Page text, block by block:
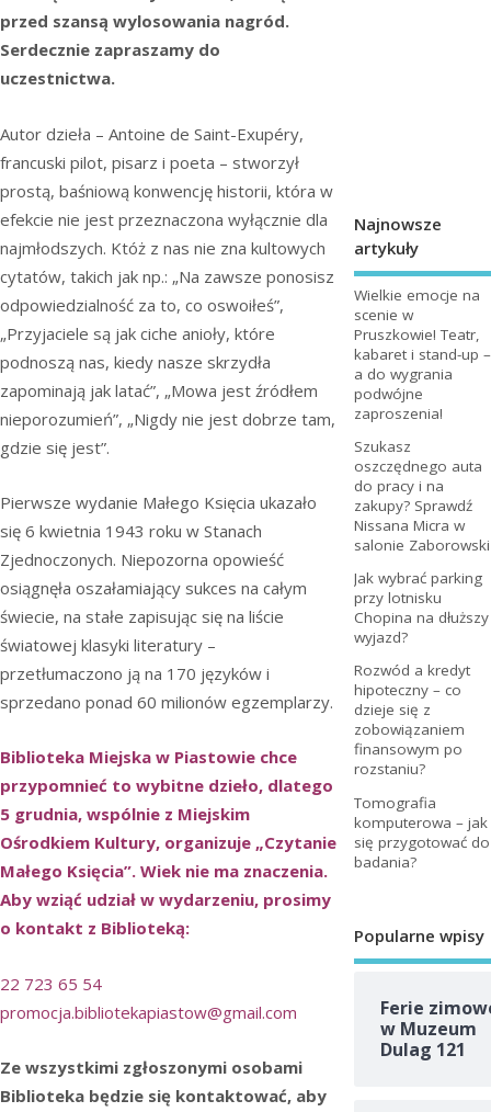
przed szansą wylosowania nagród.
Serdecznie zapraszamy do
uczestnictwa.
Autor dzieła – Antoine de Saint-Exupéry,
francuski pilot, pisarz i poeta – stworzył
prostą, baśniową konwencję historii, która w
efekcie nie jest przeznaczona wyłącznie dla
najmłodszych. Któż z nas nie zna kultowych
cytatów, takich jak np.: „Na zawsze ponosisz
odpowiedzialność za to, co oswoiłeś”,
„Przyjaciele są jak ciche anioły, które
podnoszą nas, kiedy nasze skrzydła
zapominają jak latać”, „Mowa jest źródłem
nieporozumień”, „Nigdy nie jest dobrze tam,
gdzie się jest”.
Pierwsze wydanie Małego Księcia ukazało
się 6 kwietnia 1943 roku w Stanach
Zjednoczonych. Niepozorna opowieść
osiągnęła oszałamiający sukces na całym
świecie, na stałe zapisując się na liście
światowej klasyki literatury –
przetłumaczono ją na 170 języków i
sprzedano ponad 60 milionów egzemplarzy.
Biblioteka Miejska w Piastowie chce
przypomnieć to wybitne dzieło, dlatego
5 grudnia, wspólnie z Miejskim
Ośrodkiem Kultury, organizuje „Czytanie
Małego Księcia”. Wiek nie ma znaczenia.
Aby wziąć udział w wydarzeniu, prosimy
o kontakt z Biblioteką:
22 723 65 54
promocja.bibliotekapiastow@gmail.com
Ze wszystkimi zgłoszonymi osobami
Biblioteka będzie się kontaktować, aby
Najnowsze
artykuły
Wielkie emocje na
scenie w
Pruszkowie! Teatr,
kabaret i stand-up –
a do wygrania
podwójne
zaproszenia!
Szukasz
oszczędnego auta
do pracy i na
zakupy? Sprawdź
Nissana Micra w
salonie Zaborowski
Jak wybrać parking
przy lotnisku
Chopina na dłuższy
wyjazd?
Rozwód a kredyt
hipoteczny – co
dzieje się z
zobowiązaniem
finansowym po
rozstaniu?
Tomografia
komputerowa – jak
się przygotować do
badania?
Popularne wpisy
Ferie
w Muzeum
Dulag 121